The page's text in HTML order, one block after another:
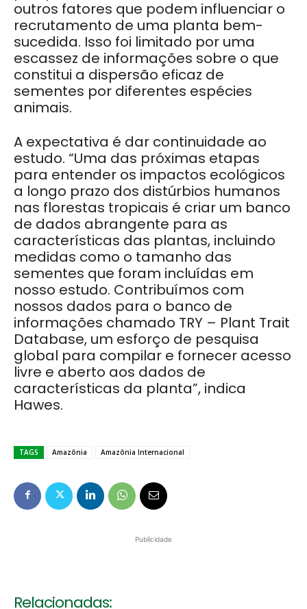
outros fatores que podem influenciar o
recrutamento de uma planta bem-
sucedida. Isso foi limitado por uma
escassez de informações sobre o que
constitui a dispersão eficaz de
sementes por diferentes espécies
animais.
A expectativa é dar continuidade ao
estudo. “Uma das próximas etapas
para entender os impactos ecológicos
a longo prazo dos distúrbios humanos
nas florestas tropicais é criar um banco
de dados abrangente para as
características das plantas, incluindo
medidas como o tamanho das
sementes que foram incluídas em
nosso estudo. Contribuímos com
nossos dados para o banco de
informações chamado TRY – Plant Trait
Database, um esforço de pesquisa
global para compilar e fornecer acesso
livre e aberto aos dados de
características da planta”, indica
Hawes.
TAGS Amazônia Amazônia Internacional
Publicidade
Relacionadas: